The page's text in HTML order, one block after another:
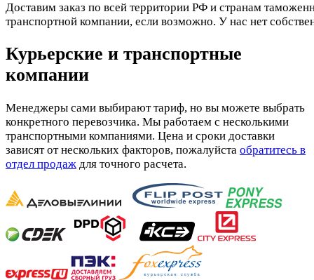
Доставим заказ по всей территории РФ и странам
транспортной компании, если возможно. У нас нет
Курьерские и транспортные
компании
Менеджеры сами выбирают тариф, но вы можете выбрать
конкретного перевозчика. Мы работаем с несколькими
транспортными компаниями. Цена и сроки доставки
зависят от нескольких факторов, пожалуйста обратитесь в
отдел продаж для точного расчета.